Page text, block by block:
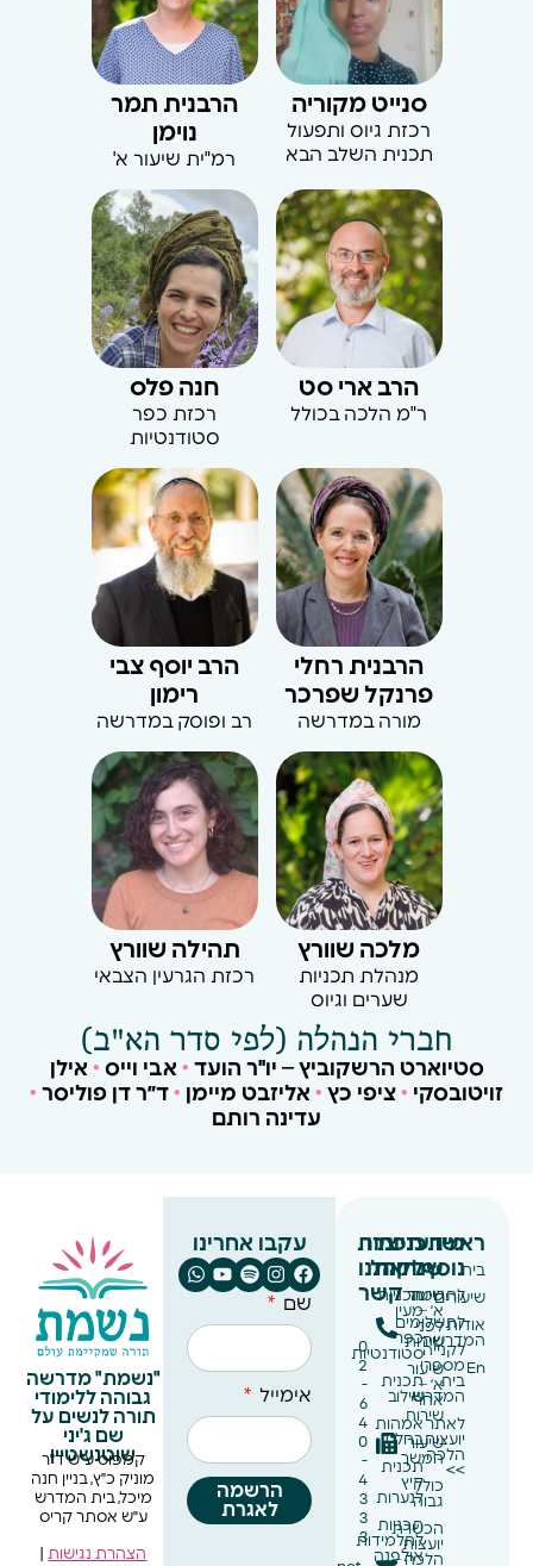
סנייט מקוריה
רכזת גיוס ותפעול
תכנית השלב הבא
הרבנית תמר
נוימן
רמ"ית שיעור א'
הרב ארי סט
ר"מ הלכה בכולל
חנה פלס
רכזת כפר
סטודנטיות
הרבנית רחלי
פרנקל שפרכר
מורה במדרשה
הרב יוסף צבי
רימון
רב ופוסק במדרשה
מלכה שוורץ
מנהלת תכניות
שערים וגיוס
תהילה שוורץ
רכזת הגרעין הצבאי
חברי הנהלה (לפי סדר הא"ב)
סטיוארט הרשקוביץ – יו"ר הועד • אבי וייס • אילן
זויטובסקי • ציפי כץ • אליזבט מיימן • ד״ר דן פוליסר •
עדינה רותם
ראשי
בית
שיעורים
אודות
המדרשה
En
תכניות
שנתיות
שיעור
א׳ –
לפני
שירות
שיעור
א׳ –
אחרי
שירות
שיעור
המשך
כולל
גבוה
הכשרת
יועצות
הלכה –
תכניות
לקהל
תכניות
מעין
כפר
סטודנטיות
תכנית
שילוב
אמהות
בחל״ד
תכנית
קיץ
לנערות
תכניות
לתלמידות
אולפנה
מידע
נוסף
לתרומה
לתשלומים
לקנייה
מספרי
בית
המדרש
לאתר
יועצות
הלכה
>>
צרו
אתנו
קשר
0
2
-
6
4
0
-
4
3
3
3
עקבו אחרינו
שם
אימייל
הרשמה
לאגרת
"נשמת" מדרשה
גבוהה ללימודי
תורה לנשים על
שם ג'יני
שוטנשטיין
קמפוס ע"ש ד"ר
מוניק כ"ץ, בניין חנה
מיכל, בית המדרש
ע"ש אסתר קריס
הצהרת נגישות|